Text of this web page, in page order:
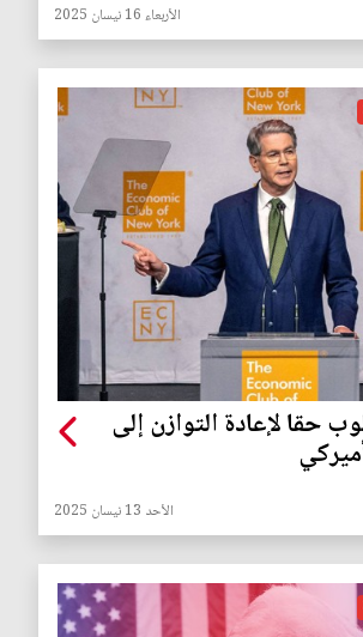
الأربعاء 16 نيسان 2025
حقا لإعادة التوازن إلى
الأحد 13 نيسان 2025